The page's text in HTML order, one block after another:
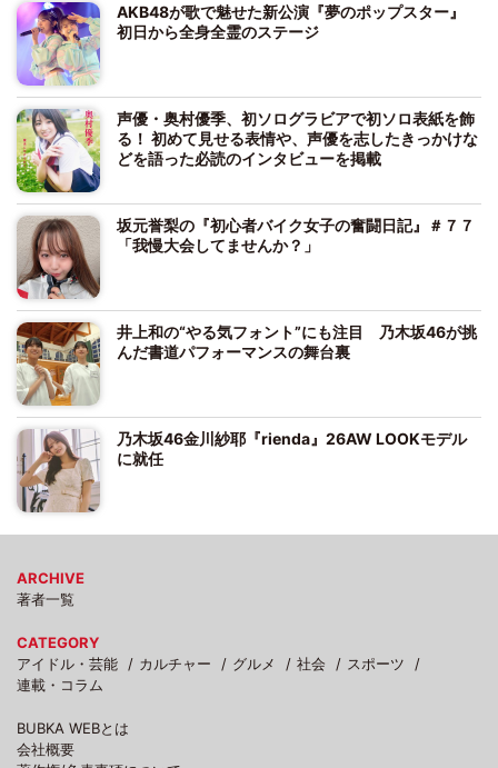
AKB48が歌で魅せた新公演『夢のポップスター』
初日から全身全霊のステージ
声優・奥村優季、初ソログラビアで初ソロ表紙を飾
る！ 初めて見せる表情や、声優を志したきっかけな
どを語った必読のインタビューを掲載
坂元誉梨の『初心者バイク女子の奮闘日記』＃７７
「我慢大会してませんか？」
井上和の“やる気フォント”にも注目 乃木坂46が挑
んだ書道パフォーマンスの舞台裏
乃木坂46金川紗耶『rienda』26AW LOOKモデル
に就任
ARCHIVE
著者一覧
CATEGORY
アイドル・芸能
カルチャー グルメ 社会
スポーツ
連載・コラム
BUBKA WEBとは
会社概要